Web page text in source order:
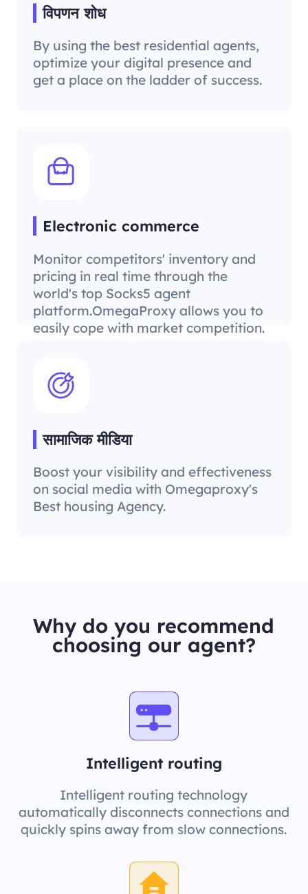
विपणन शोध
By using the best residential agents,
optimize your digital presence and
get a place on the ladder of success.
Electronic commerce
Monitor competitors' inventory and
pricing in real time through the
world's top Socks5 agent
platform.OmegaProxy allows you to
easily cope with market competition.
सामाजिक मीडिया
Boost your visibility and effectiveness
on social media with Omegaproxy's
Best housing Agency.
Why do you recommend
choosing our agent?
Intelligent routing
Intelligent routing technology
automatically disconnects connections and
quickly spins away from slow connections.